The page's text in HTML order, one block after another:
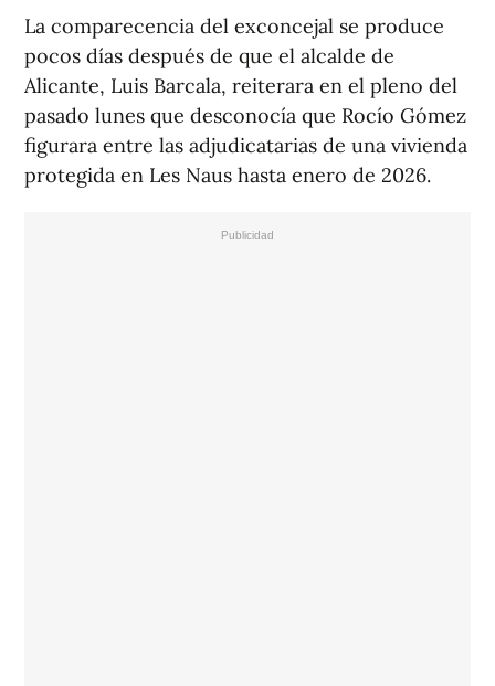
La comparecencia del exconcejal se produce
pocos días después de que el alcalde de
Alicante, Luis Barcala, reiterara en el pleno del
pasado lunes que desconocía que Rocío Gómez
figurara entre las adjudicatarias de una vivienda
protegida en Les Naus hasta enero de 2026.